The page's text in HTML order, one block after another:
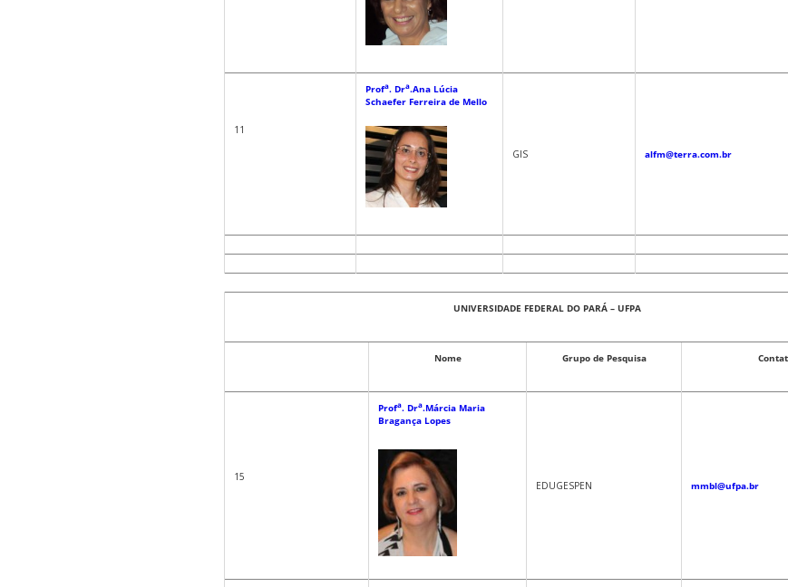
11
Profa. Dra.Ana Lúcia
Schaefer Ferreira de Mello
GIS alfm@terra.com.br
UNIVERSIDADE FEDERAL DO PARÁ – UFPA
Nome Grupo de Pesquisa
15
Profa. Dra.Márcia Maria
Bragança Lopes
EDUGESPEN mmbl@ufpa.br